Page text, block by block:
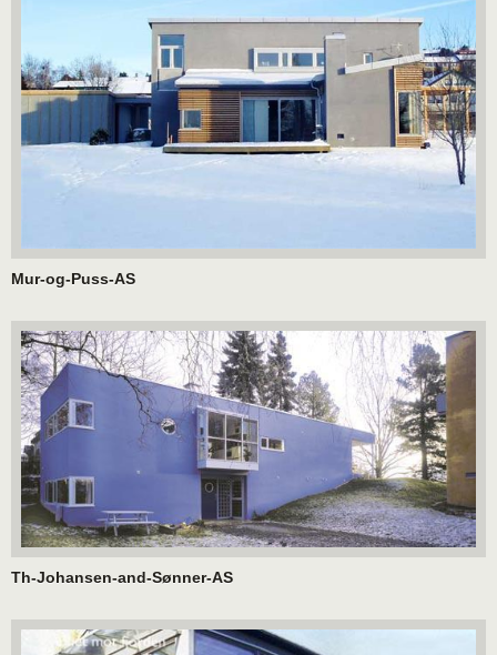
Mur-og-Puss-AS
Th-Johansen-and-Sønner-AS